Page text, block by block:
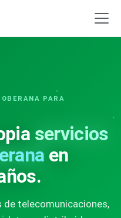
PARA
servicios
en
de telecomunicaciones,